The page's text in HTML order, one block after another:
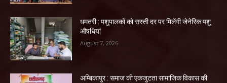
धमतरी : पशुपालकों को सस्ती दर पर मिलेंगी जेनेरिक पशु
औषधियां
August 7, 2026
अम्बिकापुर : समाज की एकजुटता सामाजिक विकास की